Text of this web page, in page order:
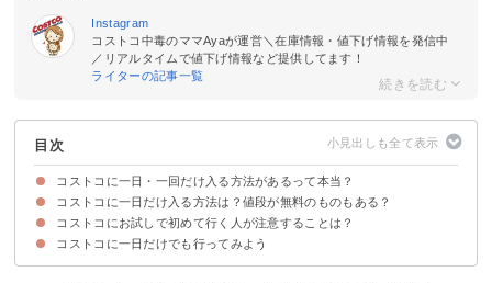
Instagram
コストコ中毒のママAyaが運営＼在庫情報・値下げ情報を発信中
／リアルタイムで値下げ情報など提供してます！
ライターの記事一覧
目次
コストコに一日・一回だけ入る方法があるって本当？
コストコに一日だけ入る方法は？値段が無料のものもある？
①コストコ会員の同伴として入る
②コストコのワンデーパス（一日招待券）を使う
③コストコ会員に一日・当日だけなる
④コストコ会員にふるさと納税でなる
⑤コストコのプリペイドカードを使う
ちなみにコストコの無料招待券は現在入手が難しい
コストコにお試しで初めて行く人が注意することは？
コストコに一日だけでも行ってみよう